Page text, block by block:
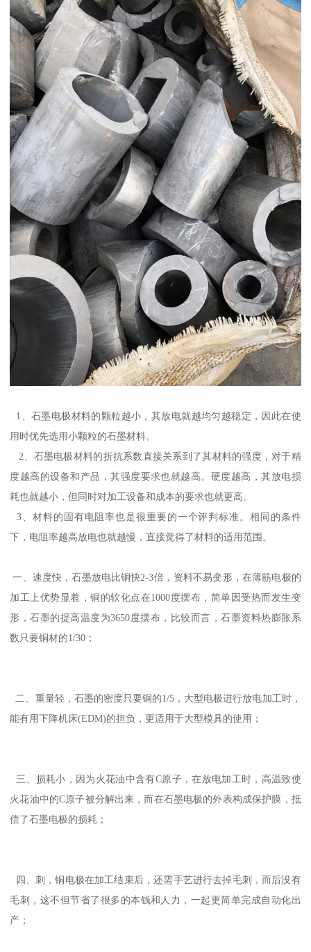
1、石墨电极材料的颗粒越小，其放电就越均匀越稳定，因此在使
用时优先选用小颗粒的石墨材料。
2、石墨电极材料的折抗系数直接关系到了其材料的强度，对于精
度越高的设备和产品，其强度要求也就越高。硬度越高，其放电损
耗也就越小，但同时对加工设备和成本的要求也就更高。
3、材料的固有电阻率也是很重要的一个评判标准。相同的条件
下，电阻率越高放电也就越慢，直接觉得了材料的适用范围。
一、速度快，石墨放电比铜快2-3倍，资料不易变形，在薄筋电极的
加工上优势显着，铜的软化点在1000度摆布，简单因受热而发生变
形，石墨的提高温度为3650度摆布，比较而言，石墨资料热膨胀系
数只要铜材的1/30；
二、重量轻，石墨的密度只要铜的1/5，大型电极进行放电加工时，
能有用下降机床(EDM)的担负，更适用于大型模具的使用；
三、损耗小，因为火花油中含有C原子，在放电加工时，高温致使
火花油中的C原子被分解出来，而在石墨电极的外表构成保护膜，抵
偿了石墨电极的损耗；
四、刺，铜电极在加工结束后，还需手艺进行去掉毛刺，而后没有
毛刺，这不但节省了很多的本钱和人力，一起更简单完成自动化出
产；